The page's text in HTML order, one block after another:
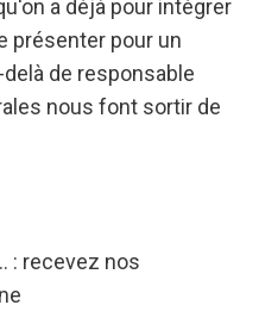
a déjà pour intégrer
présenter pour un
de responsable
nous font sortir de
: recevez nos